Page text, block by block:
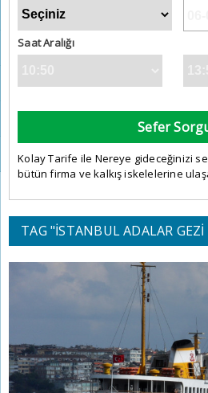
Saat Aralığı
Sefer
Kolay Tarife ile Nereye gideceğinizi
bütün firma ve kalkış iskelelerine
TAG "ISTANBUL ADALAR